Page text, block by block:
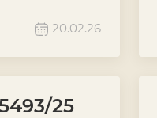
20.02.26
25